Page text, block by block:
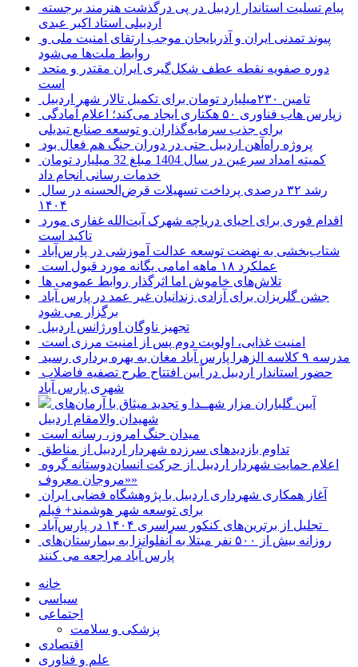
اردبیلی استاد اکبر عبدی
روابط ملت‌ها می‌شود
است
تامین ۲۳۰میلیارد تومان برای تکمیل تالار شهر اردبیل
برای جذب سرمایه‌گذاران و توسعه صنایع تبدیلی
پروژه راه‌آهن اردبیل حتی در دوران جنگ هم فعال بود
خدمات رسانی انجام داد
۱۴۰۴
تاکید است
شتاب‌بخشی به نهضت توسعه عدالت آموزشی در پارس‌آباد
عملکرد ۱۸ ماهه امامی یگانه مورد قبول است
تلاش‌های خاموش اما اثرگذار روابط عمومی ها
برگزار می شود
تجهیز ناوگان اورژانس اردبیل
امنیت غذایی، اولویت دوم پس از امنیت مرزی است
مدرسه ۹ کلاسه الزهرا پارس آباد مغان به بهره برداری رسید
شهری پارس آباد
شهیدان والامقام اردبیل
میدان جنگ امروز، رسانه است
تداوم بازدیدهای سرزده شهردار اردبیل از مناطق
«مروجان معروف»
برای توسعه شهر هوشمند+ فیلم
پارس آباد مراجعه می کنند
خانه
سیاسی
اجتماعی
پزشکی و سلامت
اقتصادی
علم و فناوری